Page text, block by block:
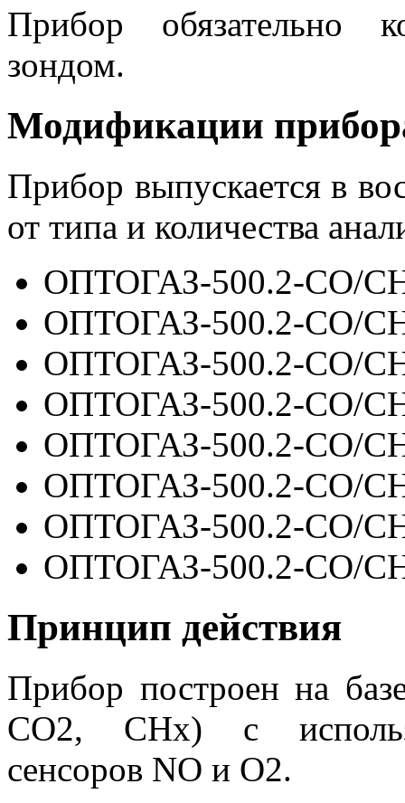
Прибор обязательно
зондом.
Модификации
Прибор выпускается в
от типа и количества
ОПТОГАЗ-500.2-СO/
ОПТОГАЗ-500.2-СO/
ОПТОГАЗ-500.2-СO/
ОПТОГАЗ-500.2-СO/
ОПТОГАЗ-500.2-СO/
ОПТОГАЗ-500.2-СO/
ОПТОГАЗ-500.2-СO/
ОПТОГАЗ-500.2-СO/
Принцип действия
Прибор построен на
СО2, СНх) с
сенсоров NO и O2.